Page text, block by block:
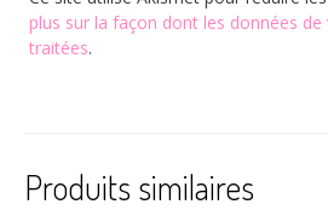
plus sur la façon dont les données
traitées.
Produits similaires